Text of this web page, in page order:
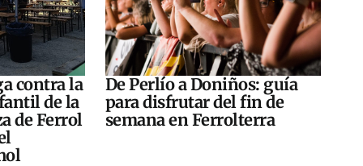
contra la
de la
de Ferrol
De Perlío a Doniños: guía
para disfrutar del fin de
semana en Ferrolterra